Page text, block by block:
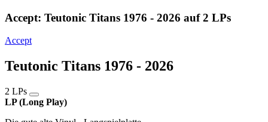
Accept: Teutonic Titans 1976 - 2026 auf 2 LPs
Accept
Teutonic Titans 1976 - 2026
2 LPs
LP (Long Play)